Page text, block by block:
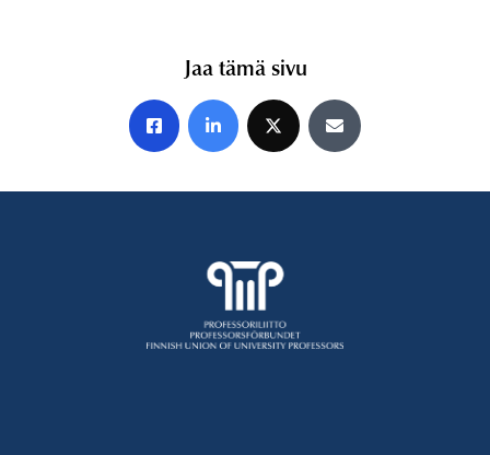
Jaa tämä sivu
Jaa Facebookissa
Jaa LinkedInissä
Jaa X:ssäJaa sähköpostitse